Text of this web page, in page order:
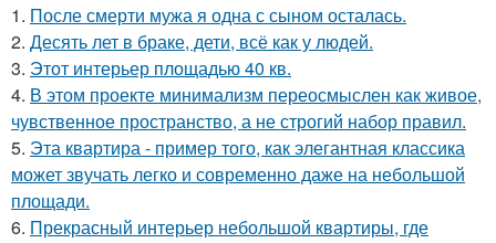
1. После смерти мужа я одна с сыном осталась.
2. Десять лет в браке, дети, всё как у людей.
3. Этот интерьер площадью 40 кв.
4. В этом проекте минимализм переосмыслен как живое,
чувственное пространство, а не строгий набор правил.
5. Эта квартира - пример того, как элегантная классика
может звучать легко и современно даже на небольшой
площади.
6. Прекрасный интерьер небольшой квартиры, где